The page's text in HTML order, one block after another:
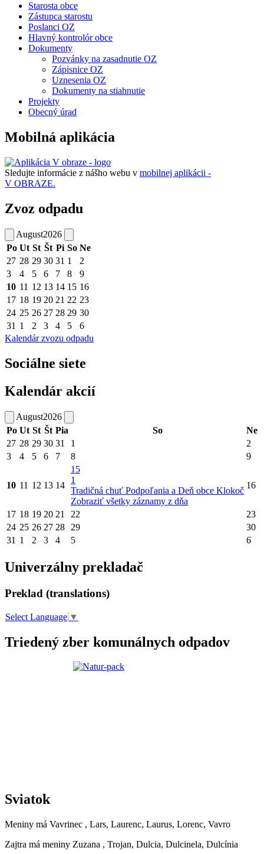
Starosta obce
Zástupca starostu
Poslanci OZ
Hlavný kontrolór obce
Dokumenty
Pozvánky na zasadnutie OZ
Zápisnice OZ
Uznesenia OZ
Dokumenty na stiahnutie
Projekty
Obecný úrad
Mobilná aplikácia
Sledujte informácie z nášho webu v mobilnej aplikácii -
V OBRAZE.
Zvoz odpadu
August2026
Po Ut St Št Pi So Ne
27 28 29 30 31 1
2
3
4 5 6 7 8
9
10 11 12 13 14 15 16
17 18 19 20 21 22 23
24 25 26 27 28 29 30
31 1 2 3 4 5
6
Kalendár zvozu odpadu
Sociálne siete
Kalendár akcií
August2026
Po Ut St Št Pia So
Ne
27 28 29 30 31 1
2
3
4 5 6 7 8 9
10 11 12 13 14
15
1
Tradičná chuť Podpoľania a Deň obce Klokoč
Zobraziť všetky záznamy z dňa
16
17 18 19 20 21 22
23
24 25 26 27 28 29
30
31 1 2 3 4 5 6
Univerzálny prekladač
Preklad (translations)
Select Language ▼
Triedený zber komunálnych odpadov
Sviatok
Meniny má Vavrinec , Lars, Laurenc, Laurus, Lorenc, Vavro
Zajtra má meniny Zuzana , Trojan, Dulcia, Dulcinela, Dulcínia